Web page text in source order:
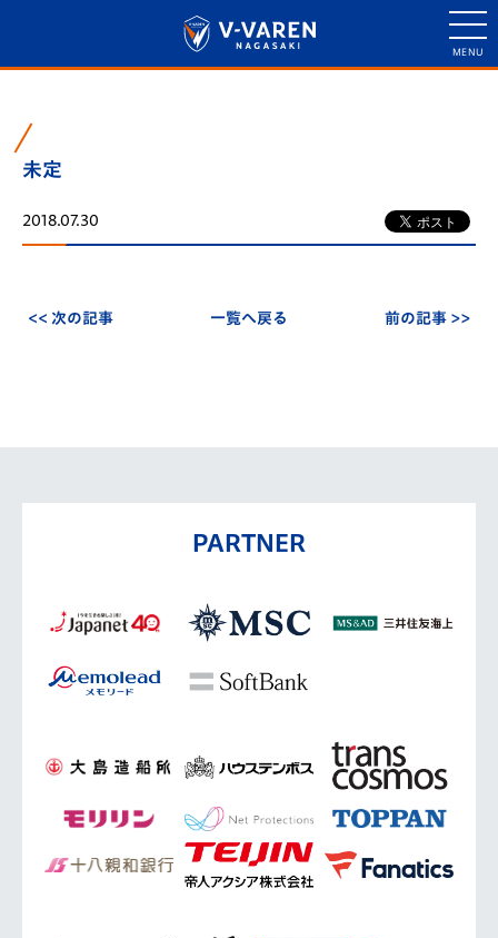
未定
2018.07.30
<< 次の記事 一覧へ戻る 前の記事 >>
PARTNER